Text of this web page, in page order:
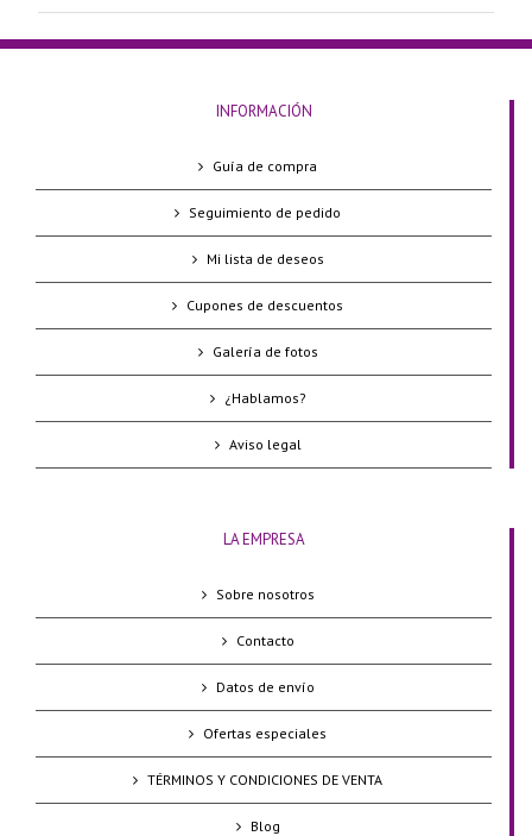
INFORMACIÓN
Guía de compra
Seguimiento de pedido
Mi lista de deseos
Cupones de descuentos
Galería de fotos
¿Hablamos?
Aviso legal
LA EMPRESA
Sobre nosotros
Contacto
Datos de envío
Ofertas especiales
TÉRMINOS Y CONDICIONES DE VENTA
Blog